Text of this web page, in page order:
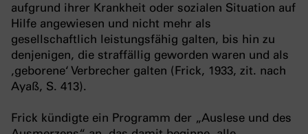
aufgrund ihrer Krankheit oder sozialen Situation auf
Hilfe angewiesen und nicht mehr als
gesellschaftlich leistungsfähig galten, bis hin zu
denjenigen, die straffällig geworden waren und als
‚geborene‘ Verbrecher galten (Frick, 1933, zit. nach
Ayaß, S. 413).
Frick kündigte ein Programm der „Auslese und des